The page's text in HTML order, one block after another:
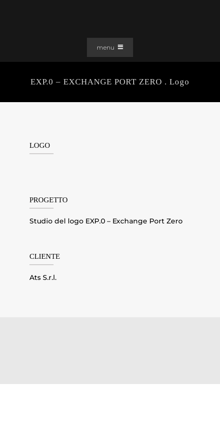
menu
EXP.0 – EXCHANGE PORT ZERO . Logo
LOGO
PROGETTO
Studio del logo EXP.0 – Exchange Port Zero
CLIENTE
Ats S.r.l.